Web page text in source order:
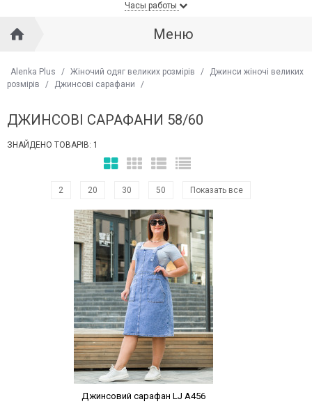
Часы работы
Меню
Alenka Plus / Жіночий одяг великих розмірів /
Джинси жіночі великих
розмірів
/ Джинсові сарафани /
ДЖИНСОВІ САРАФАНИ 58/60
ЗНАЙДЕНО ТОВАРІВ: 1
2 20 30 50 Показать все
Наклейки Варіант з %
Джинсовий сарафан LJ A456